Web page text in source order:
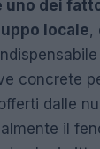
uno dei
locale,
concrete
dalle
il